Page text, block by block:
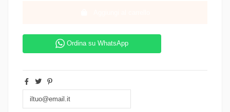
Ordina su WhatsApp